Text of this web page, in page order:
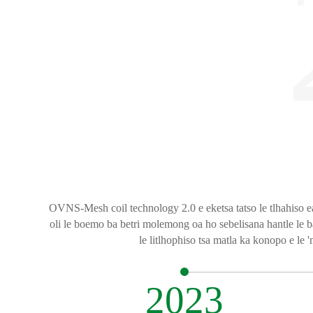
OVNS-Mesh coil technology 2.0 e eketsa tatso le tlhahiso
oli le boemo ba betri molemong oa ho sebelisana hantle le
le litlhophiso tsa matla ka konopo e le
Ke theknoloji ea ho iphetola ha lintho, e etselitsoeng ho
lisakerete tsa elektroniki tse lahloang. Ha re
OVNS-Mesh coil technology 1.0, e netefatsa boiphihlelo
futhumatsa ka potlako le ka mokhoa o
Theknoloji e tsoetseng pele ea fiber ea polokelo ea oli
k'hothone ea tlhaho e nang le
2023